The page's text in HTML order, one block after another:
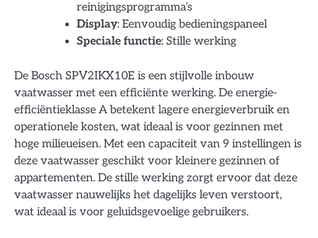
reinigingsprogramma’s
Display: Eenvoudig bedieningspaneel
Speciale functie: Stille werking
De Bosch SPV2IKX10E is een stijlvolle inbouw
vaatwasser met een efficiënte werking. De energie-
efficiëntieklasse A betekent lagere energieverbruik en
operationele kosten, wat ideaal is voor gezinnen met
hoge milieueisen. Met een capaciteit van 9 instellingen is
deze vaatwasser geschikt voor kleinere gezinnen of
appartementen. De stille werking zorgt ervoor dat deze
vaatwasser nauwelijks het dagelijks leven verstoort,
wat ideaal is voor geluidsgevoelige gebruikers.